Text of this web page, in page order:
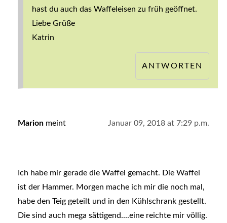
hast du auch das Waffeleisen zu früh geöffnet.
Liebe Grüße
Katrin
ANTWORTEN
Marion meint Januar 09, 2018 at 7:29 p.m.
Ich habe mir gerade die Waffel gemacht. Die Waffel
ist der Hammer. Morgen mache ich mir die noch mal,
habe den Teig geteilt und in den Kühlschrank gestellt.
Die sind auch mega sättigend....eine reichte mir völlig.